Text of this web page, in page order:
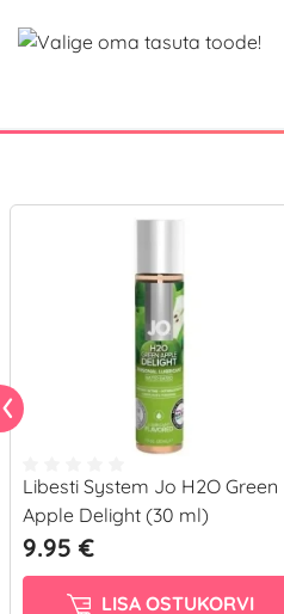
Libesti System Jo H2O Green
Apple Delight (30 ml)
9.95 €
LISA OSTUKORVI